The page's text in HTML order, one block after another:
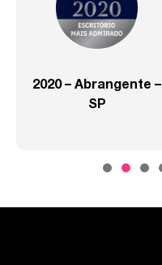
2020 – Abrangente –
SP